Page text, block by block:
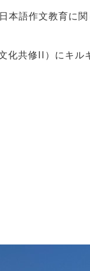
本語作文教育に
化共修II ）にキル